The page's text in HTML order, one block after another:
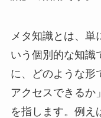
メタ知識とは、単
いう個別的な知識
に、どのような形
アクセスできるか
を指します。例え